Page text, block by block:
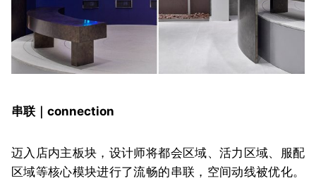
串联｜connection
迈入店内主板块，设计师将都会区域、活力区域、服配
区域等核心模块进行了流畅的串联，空间动线被优化。